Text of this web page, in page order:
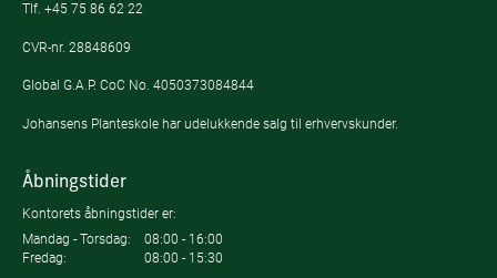
Tlf. +45 75 86 62 22
CVR-nr. 28848609
Global G.A.P. CoC No. 4050373084844
Johansens Planteskole har udelukkende salg til erhvervskunder.
Åbningstider
Kontorets åbningstider er:
Mandag - Torsdag:
08:00 - 16:00
Fredag:
08:00 - 15:30